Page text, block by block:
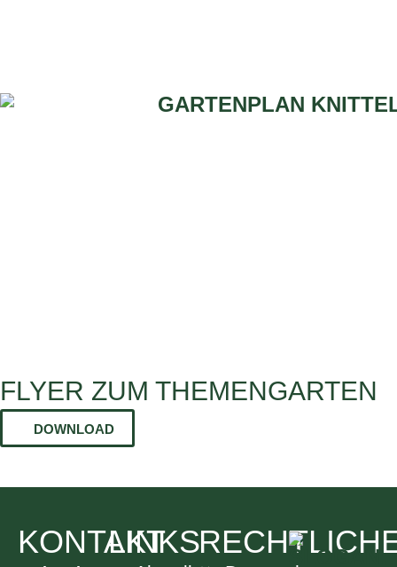
FLYER ZUM THEMENGARTEN
DOWNLOAD
KONTAKT
LINKS